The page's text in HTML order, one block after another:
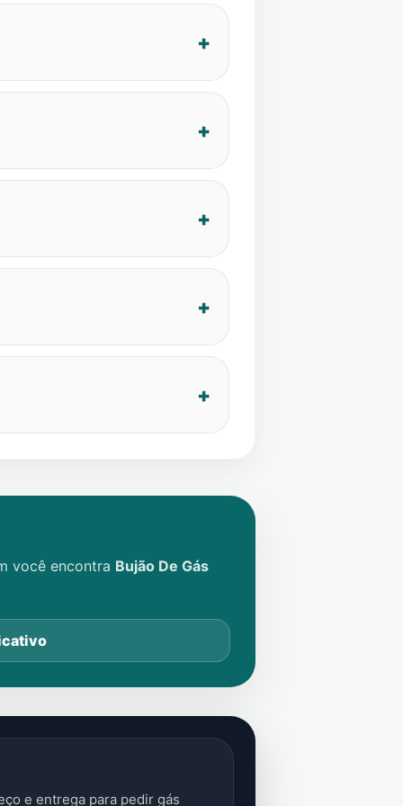
você encontra Bujão De Gás
e entrega para pedir gás